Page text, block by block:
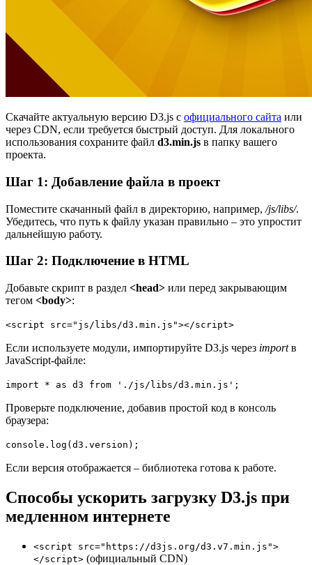
Скачайте актуальную версию D3.js с официального сайта или
через CDN, если требуется быстрый доступ. Для локального
использования сохраните файл d3.min.js в папку вашего
проекта.
Шаг 1: Добавление файла в проект
Поместите скачанный файл в директорию, например, /js/libs/.
Убедитесь, что путь к файлу указан правильно – это упростит
дальнейшую работу.
Шаг 2: Подключение в HTML
Добавьте скрипт в раздел <head> или перед закрывающим
тегом <body>:
<script src="js/libs/d3.min.js"></script>
Если используете модули, импортируйте D3.js через importв
JavaScript-файле:
import * as d3 from './js/libs/d3.min.js';
Проверьте подключение, добавив простой код в консоль
браузера:
console.log(d3.version);
Если версия отображается – библиотека готова к работе.
Способы ускорить загрузку D3.js при
медленном интернете
<script src="https://d3js.org/d3.v7.min.js">
</script> (официальный CDN)